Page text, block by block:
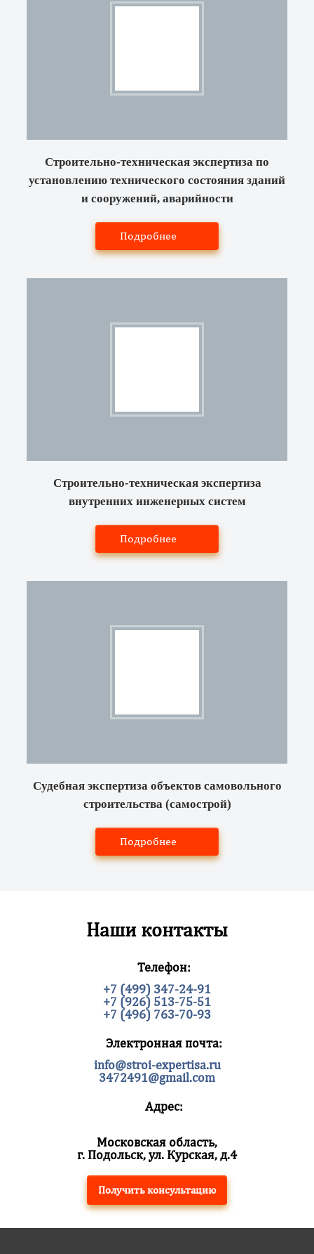
Строительно-техническая экспертиза по
установлению технического состояния зданий
и сооружений, аварийности
Подробнее
Строительно-техническая экспертиза
внутренних инженерных систем
Подробнее
Судебная экспертиза объектов самовольного
строительства (самострой)
Подробнее
Наши контакты
Телефон:
+7 (499) 347-24-91
+7 (926) 513-75-51
+7 (496) 763-70-93
Электронная почта:
info@stroi-expertisa.ru
3472491@gmail.com
Адрес:
Московская область,
г. Подольск, ул. Курская, д.4
Получить консультацию